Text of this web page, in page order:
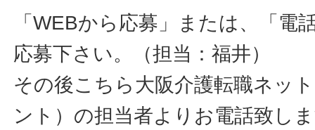
「WEBから応募」または、「電
応募下さい。（担当：福井）
その後こちら大阪介護転職ネッ
ント）の担当者よりお電話致し